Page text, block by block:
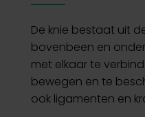
De knie bestaat uit
bovenbeen en
met elkaar te
bewegen en te
ook ligamenten en